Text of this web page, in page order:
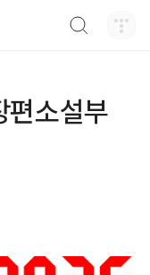
편소설부